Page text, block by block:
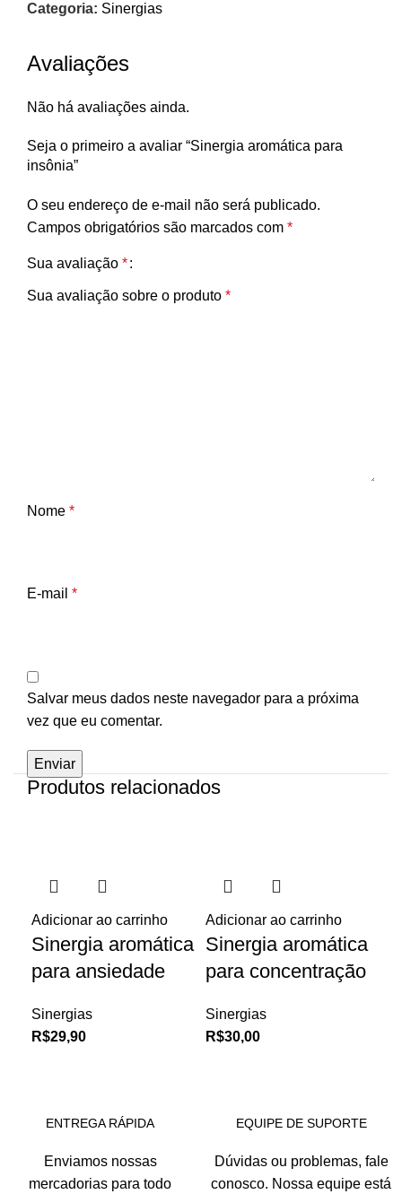
Categoria: Sinergias
Avaliações
Não há avaliações ainda.
Seja o primeiro a avaliar “Sinergia aromática para
insônia”
O seu endereço de e-mail não será publicado.
Campos obrigatórios são marcados com *
Sua avaliação *
Sua avaliação sobre o produto *
Nome *
E-mail *
Salvar meus dados neste navegador para a próxima
vez que eu comentar.
Produtos relacionados
Adicionar ao carrinho
Sinergia aromática
para ansiedade
Sinergias
R$29,90
Adicionar ao carrinho
Sinergia aromática
para concentração
Sinergias
R$30,00
ENTREGA RÁPIDA
Enviamos nossas
mercadorias para todo
EQUIPE DE SUPORTE
Dúvidas ou problemas, fale
conosco. Nossa equipe está